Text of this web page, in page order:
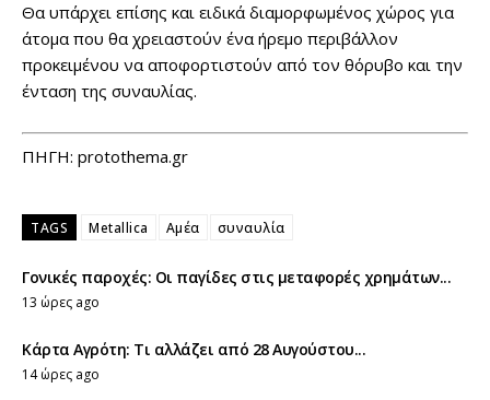
Θα υπάρχει επίσης και ειδικά διαμορφωμένος χώρος για
άτομα που θα χρειαστούν ένα ήρεμο περιβάλλον
προκειμένου να αποφορτιστούν από τον θόρυβο και την
ένταση της συναυλίας.
ΠΗΓΗ: protothema.gr
TAGS Metallica Αμέα συναυλία
Γονικές παροχές: Οι παγίδες στις μεταφορές χρημάτων...
13 ώρες ago
Κάρτα Αγρότη: Τι αλλάζει από 28 Αυγούστου...
14 ώρες ago